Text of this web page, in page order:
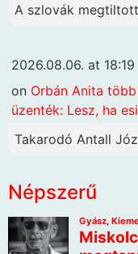
A szlovák
2026.08.06. at 18:19
on Orbán Anita
üzenték: Lesz, ha
Takarodó Antall
Népszerű